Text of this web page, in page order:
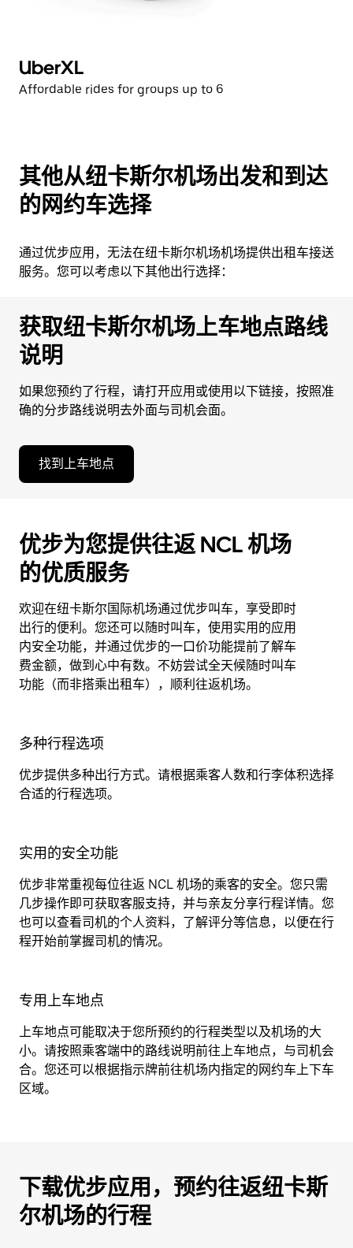
UberXL
Affordable rides for groups up to 6
其他从纽卡斯尔机场出发和到达
的网约车选择
通过优步应用，无法在纽卡斯尔机场机场提供出租车接送
服务。您可以考虑以下其他出行选择：
获取纽卡斯尔机场上车地点路线
说明
如果您预约了行程，请打开应用或使用以下链接，按照准
确的分步路线说明去外面与司机会面。
找到上车地点
优步为您提供往返 NCL 机场
的优质服务
欢迎在纽卡斯尔国际机场通过优步叫车，享受即时
出行的便利。您还可以随时叫车，使用实用的应用
内安全功能，并通过优步的一口价功能提前了解车
费金额，做到心中有数。不妨尝试全天候随时叫车
功能（而非搭乘出租车），顺利往返机场。
多种行程选项
优步提供多种出行方式。请根据乘客人数和行李体积选择
合适的行程选项。
实用的安全功能
优步非常重视每位往返 NCL 机场的乘客的安全。您只需
几步操作即可获取客服支持，并与亲友分享行程详情。您
也可以查看司机的个人资料，了解评分等信息，以便在行
程开始前掌握司机的情况。
专用上车地点
上车地点可能取决于您所预约的行程类型以及机场的大
小。请按照乘客端中的路线说明前往上车地点，与司机会
合。您还可以根据指示牌前往机场内指定的网约车上下车
区域。
下载优步应用，预约往返纽卡斯
尔机场的行程